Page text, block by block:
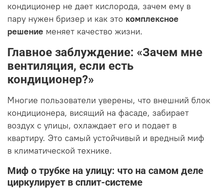
кондиционер не дает кислорода, зачем ему в
пару нужен бризер и как это комплексное
решение меняет качество жизни.
Главное заблуждение: «Зачем мне
вентиляция, если есть
кондиционер?»
Многие пользователи уверены, что внешний блок
кондиционера, висящий на фасаде, забирает
воздух с улицы, охлаждает его и подает в
квартиру. Это самый устойчивый и вредный миф
в климатической технике.
Миф о трубке на улицу: что на самом деле
циркулирует в сплит-системе